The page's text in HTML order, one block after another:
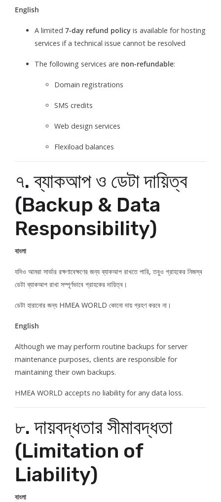
English
A limited 7-day refund policy is available for hosting
services if a technical issue cannot be resolved
The following services are non-refundable:
Domain registrations
SMS credits
Web design services
Flexiload balances
৭. ব্যাকআপ ও ডেটা দায়িত্ব
(Backup & Data
Responsibility)
বাংলা
যদিও আমরা সার্ভার রক্ষণাবেক্ষণের জন্য ব্যাকআপ রাখতে পারি, তবুও গ্রাহকের নিজস্ব
ডেটা ব্যাকআপ রাখা সম্পূর্ণভাবে গ্রাহকের দায়িত্ব।
ডেটা হারানোর জন্য HMEA WORLD কোনো দায় গ্রহণ করবে না।
English
Although we may perform routine backups for server
maintenance purposes, clients are responsible for
maintaining their own backups.
HMEA WORLD accepts no liability for any data loss.
৮. দায়বদ্ধতার সীমাবদ্ধতা
(Limitation of
Liability)
বাংলা